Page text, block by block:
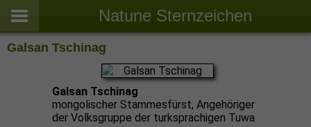
Natune Sternzeichen
Galsan Tschinag
Galsan Tschinag
mongolischer Stammesfürst, Angehöriger
der Volksgruppe der turksprachigen Tuwa